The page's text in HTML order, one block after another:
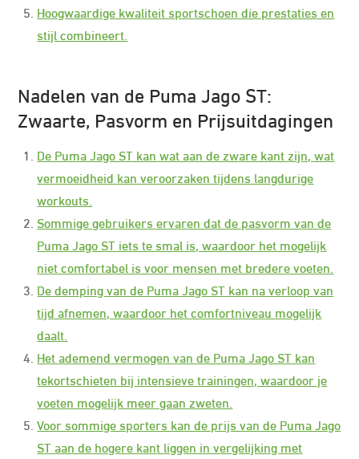
Hoogwaardige kwaliteit sportschoen die prestaties en
stijl combineert.
Nadelen van de Puma Jago ST:
Zwaarte, Pasvorm en Prijsuitdagingen
De Puma Jago ST kan wat aan de zware kant zijn, wat
vermoeidheid kan veroorzaken tijdens langdurige
workouts.
Sommige gebruikers ervaren dat de pasvorm van de
Puma Jago ST iets te smal is, waardoor het mogelijk
niet comfortabel is voor mensen met bredere voeten.
De demping van de Puma Jago ST kan na verloop van
tijd afnemen, waardoor het comfortniveau mogelijk
daalt.
Het ademend vermogen van de Puma Jago ST kan
tekortschieten bij intensieve trainingen, waardoor je
voeten mogelijk meer gaan zweten.
Voor sommige sporters kan de prijs van de Puma Jago
ST aan de hogere kant liggen in vergelijking met